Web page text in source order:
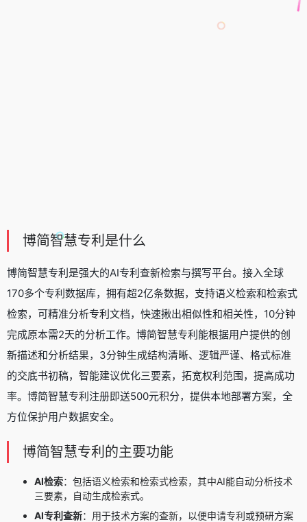
博简智慧专利是什么
博简智慧专利是强大的AI专利查新检索与撰写平台。接入全球
170多个专利数据库，拥有超2亿条数据，支持语义检索和检索式
检索，可精准分析专利文档，快速揪出相似性和相关性，10分钟
完成原本需2天的分析工作。博简智慧专利能根据用户提供的创
新描述和分析结果，3分钟生成结构清晰、逻辑严谨、格式标准
的交底书初稿，智能建议优化三要素，拓宽权利范围，提高成功
率。博简智慧专利注册即送500元积分，提供本地部署方案，全
方位保护用户数据安全。
博简智慧专利的主要功能
AI检索：包括语义检索和检索式检索，其中AI能自动分析技术
三要素，自动生成检索式。
AI专利查新：用于技术方案的查新，以便申请专利或预研方案